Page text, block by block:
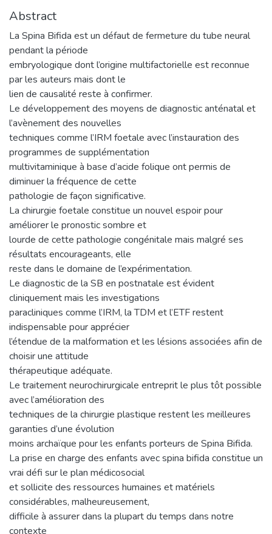
Abstract
La Spina Bifida est un défaut de fermeture du tube neural
pendant la période
embryologique dont l’origine multifactorielle est reconnue
par les auteurs mais dont le
lien de causalité reste à confirmer.
Le développement des moyens de diagnostic anténatal et
l’avènement des nouvelles
techniques comme l’IRM foetale avec l’instauration des
programmes de supplémentation
multivitaminique à base d’acide folique ont permis de
diminuer la fréquence de cette
pathologie de façon significative.
La chirurgie foetale constitue un nouvel espoir pour
améliorer le pronostic sombre et
lourde de cette pathologie congénitale mais malgré ses
résultats encourageants, elle
reste dans le domaine de l’expérimentation.
Le diagnostic de la SB en postnatale est évident
cliniquement mais les investigations
paracliniques comme l’IRM, la TDM et l’ETF restent
indispensable pour apprécier
l’étendue de la malformation et les lésions associées afin de
choisir une attitude
thérapeutique adéquate.
Le traitement neurochirurgicale entreprit le plus tôt possible
avec l’amélioration des
techniques de la chirurgie plastique restent les meilleures
garanties d’une évolution
moins archaïque pour les enfants porteurs de Spina Bifida.
La prise en charge des enfants avec spina bifida constitue un
vrai défi sur le plan médicosocial
et sollicite des ressources humaines et matériels
considérables, malheureusement,
difficile à assurer dans la plupart du temps dans notre
contexte